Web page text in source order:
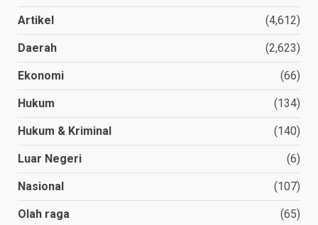
Artikel (4,612)
Daerah (2,623)
Ekonomi (66)
Hukum (134)
Hukum & Kriminal (140)
Luar Negeri (6)
Nasional (107)
Olah raga (65)